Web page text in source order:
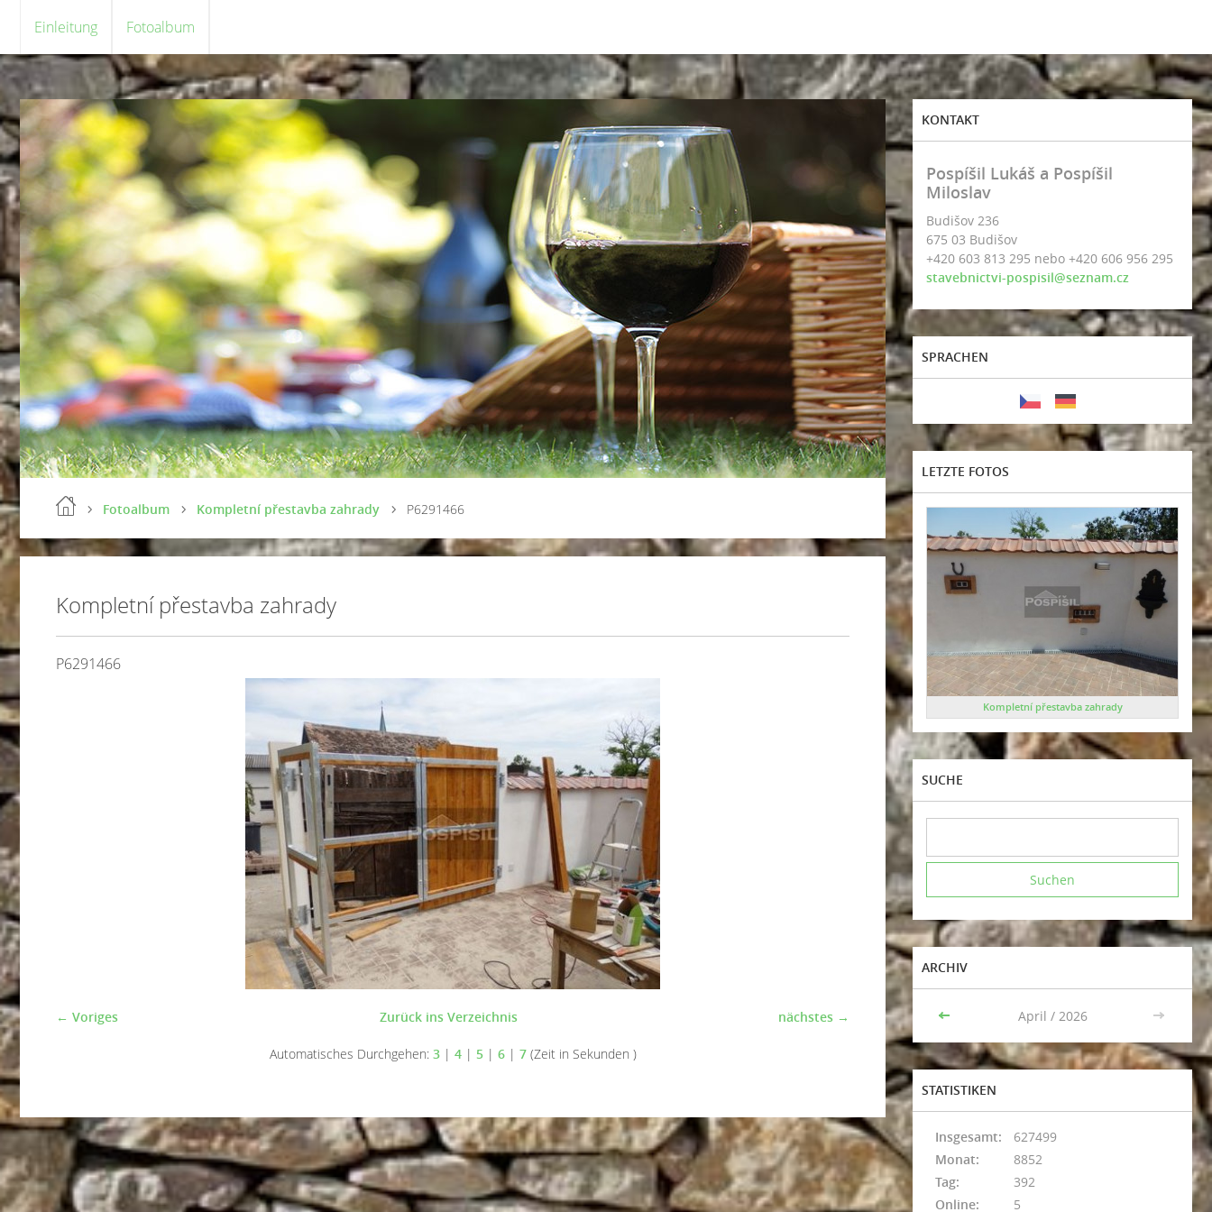
Einleitung Fotoalbum
Fotoalbum Kompletní přestavba zahrady P6291466
Kompletní přestavba zahrady
P6291466
← Voriges nächstes →
Zurück ins Verzeichnis
Automatisches Durchgehen: 3| 4| 5| 6| 7(Zeit in Sekunden )
KONTAKT
Pospíšil Lukáš a Pospíšil
Miloslav
Budišov 236
675 03 Budišov
+420 603 813 295 nebo +420 606 956 295
stavebnictvi-pospisil@seznam.cz
SPRACHEN
LETZTE FOTOS
Kompletní přestavba zahrady
SUCHE
ARCHIV
<< April / 2026 >>
STATISTIKEN
Online: 5
Insgesamt:
627499
Monat:
8852
Tag:
392